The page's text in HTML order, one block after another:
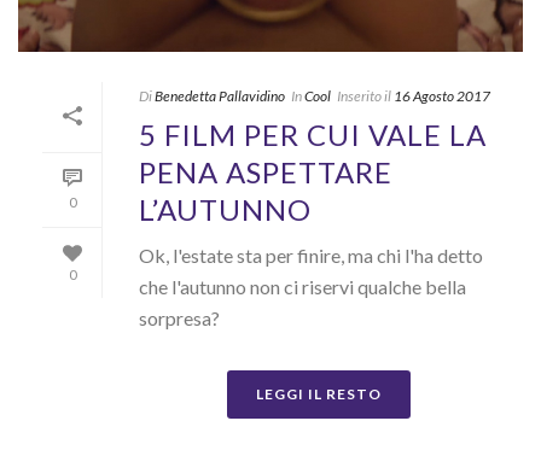
0
0
DiBenedetta Pallavidino InCool Inserito il 16 Agosto 2017
5 FILM PER CUI VALE LA
PENA ASPETTARE
L’AUTUNNO
Ok, l'estate sta per finire, ma chi l'ha detto
che l'autunno non ci riservi qualche bella
sorpresa?
LEGGI IL RESTO